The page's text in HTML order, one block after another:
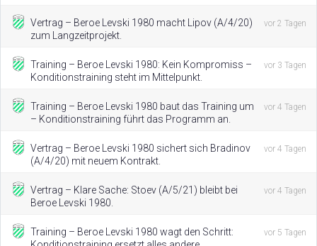
Vertrag – Beroe Levski 1980 macht Lipov (A/4/20)
zum Langzeitprojekt.
vor 2 Tagen
Training – Beroe Levski 1980: Kein Kompromiss –
Konditionstraining steht im Mittelpunkt.
vor 3 Tagen
Training – Beroe Levski 1980 baut das Training um
– Konditionstraining führt das Programm an.
vor 4 Tagen
Vertrag – Beroe Levski 1980 sichert sich Bradinov
(A/4/20) mit neuem Kontrakt.
vor 4 Tagen
Vertrag – Klare Sache: Stoev (A/5/21) bleibt bei
Beroe Levski 1980.
vor 4 Tagen
Training – Beroe Levski 1980 wagt den Schritt:
vor 5 Tagen